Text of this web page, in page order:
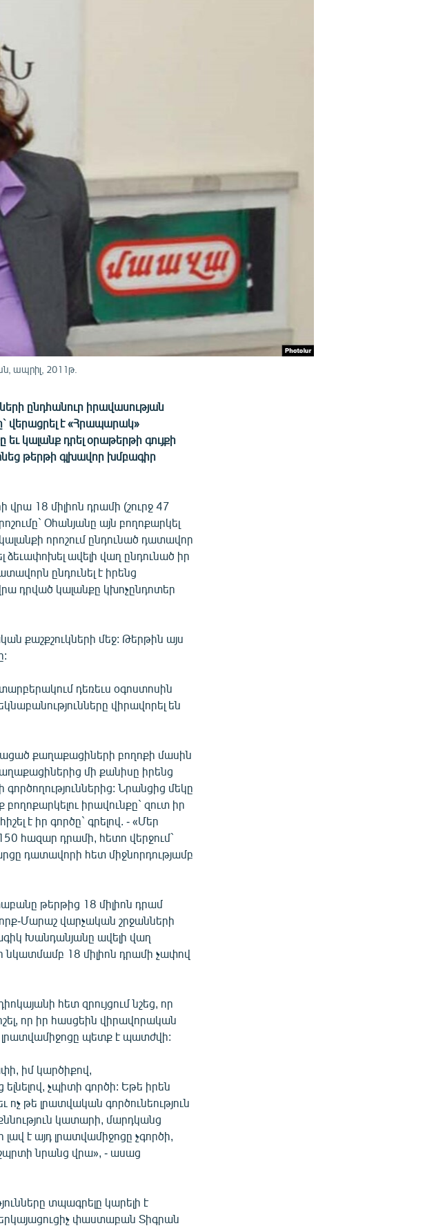
ապրիլ, 2011թ.
ընդհանուր իրավասության
վերացրել է «Հրապարակ»
կալանք դրել օրաթերթի գույքի
թերթի գլխավոր խմբագիր
18 միլիոն դրամի (շուրջ 47
Օհանյանը այն բողոքարկել
որոշում ընդունած դատավոր
ձեւափոխել ավելի վաղ ընդունած իր
ընդունել է իրենց
դրված կալանքը կխոչընդոտեր
քաշքշուկների մեջ: Թերթին այս
դեռեւս օգոստոսին
վիրավորել են
քաղաքացիների բողոքի մասին
մի քանիսը իրենց
Նրանցից մեկը
իրավունքը` զուտ իր
է իր գործը` գրելով. - «Մեր
հազար դրամի, հետո վերջում`
դատավորի հետ միջնորդությամբ
թերթից 18 միլիոն դրամ
Մարաշ վարչական շրջանների
Խանդանյանը ավելի վաղ
18 միլիոն դրամի չափով
հետ զրույցում նշեց, որ
որ իր հասցեին վիրավորական
պետք է պատժվի:
իմ կարծիքով,
չպիտի գործի: Եթե իրեն
ոչ թե լրատվական գործունեություն
կատարի, մարդկանց
է այդ լրատվամիջոցը չգործի,
նրանց վրա», - ասաց
տպագրելը կարելի է
փաստաբան Տիգրան